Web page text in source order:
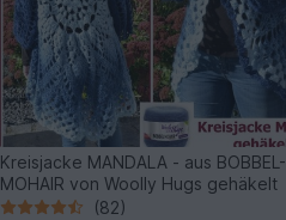
Kreisjacke MANDALA - aus BOBBEL-
MOHAIR von Woolly Hugs gehäkelt
(82)